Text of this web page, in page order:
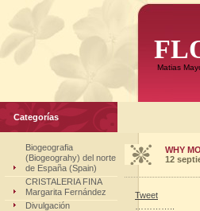
Matias
Categorías
Biogeografia
(Biogeograhy) del norte
de España (Spain)
CRISTALERIA FINA
Margarita Fernández
Divulgación
WHY
12
Tweet